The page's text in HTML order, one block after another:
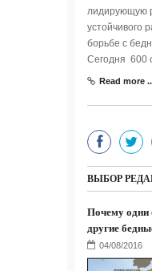
лидирующую
устойчивого
борьбе с
Сегодня 600
Read more
ВЫБОР
Почему одни
другие